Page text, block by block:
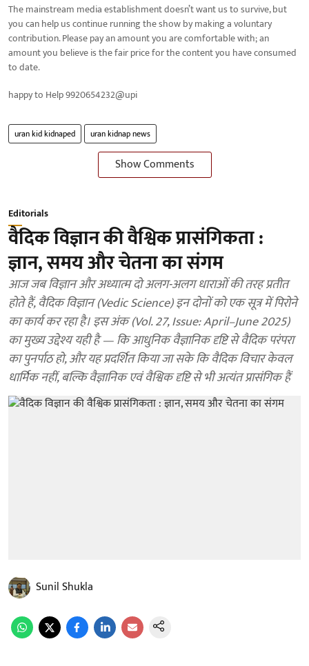
The mainstream media establishment doesn’t want us to survive, but
you can help us continue running the show by making a voluntary
contribution. Please pay an amount you are comfortable with; an
amount you believe is the fair price for the content you have consumed
to date.
happy to Help 9920654232@upi
uran kid kidnaped uran kidnap news
Show Comments
Editorials
वैदिक विज्ञान की वैश्विक प्रासंगिकता :
ज्ञान, समय और चेतना का संगम
आज जब विज्ञान और अध्यात्म दो अलग-अलग धाराओं की तरह प्रतीत
होते हैं, वैदिक विज्ञान (Vedic Science) इन दोनों को एक सूत्र में पिरोने
का कार्य कर रहा है। इस अंक (Vol. 27, Issue: April–June 2025)
का मुख्य उद्देश्य यही है — कि आधुनिक वैज्ञानिक दृष्टि से वैदिक परंपरा
का पुनर्पाठ हो, और यह प्रदर्शित किया जा सके कि वैदिक विचार केवल
धार्मिक नहीं, बल्कि वैज्ञानिक एवं वैश्विक दृष्टि से भी अत्यंत प्रासंगिक हैं
Sunil Shukla